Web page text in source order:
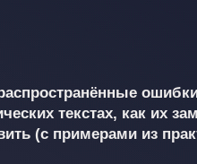
текстах, как их
(с примерами из